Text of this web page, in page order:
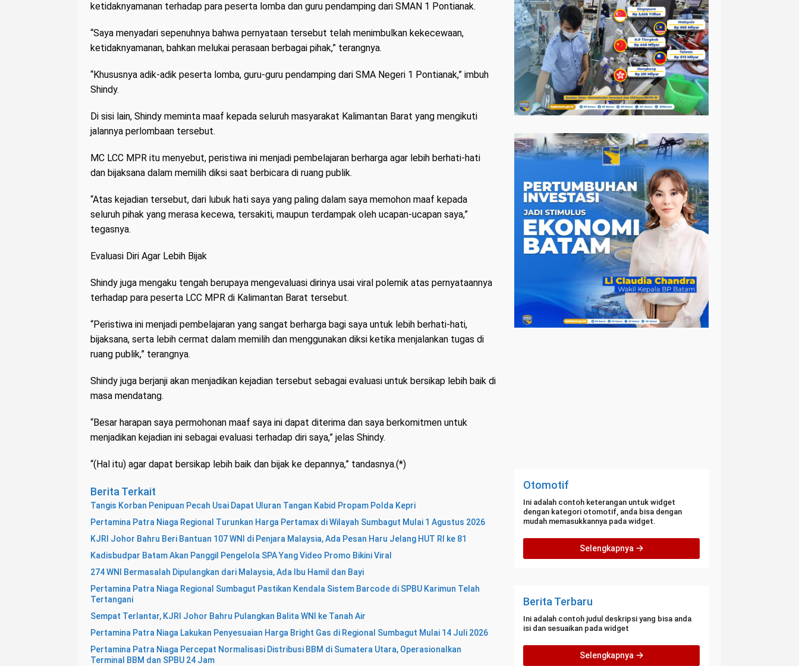
ketidaknyamanan terhadap para peserta lomba dan guru pendamping dari SMAN 1 Pontianak.
“Saya menyadari sepenuhnya bahwa pernyataan tersebut telah menimbulkan kekecewaan,
ketidaknyamanan, bahkan melukai perasaan berbagai pihak,” terangnya.
“Khususnya adik-adik peserta lomba, guru-guru pendamping dari SMA Negeri 1 Pontianak,” imbuh
Shindy.
Di sisi lain, Shindy meminta maaf kepada seluruh masyarakat Kalimantan Barat yang mengikuti
jalannya perlombaan tersebut.
MC LCC MPR itu menyebut, peristiwa ini menjadi pembelajaran berharga agar lebih berhati-hati
dan bijaksana dalam memilih diksi saat berbicara di ruang publik.
“Atas kejadian tersebut, dari lubuk hati saya yang paling dalam saya memohon maaf kepada
seluruh pihak yang merasa kecewa, tersakiti, maupun terdampak oleh ucapan-ucapan saya,”
tegasnya.
Evaluasi Diri Agar Lebih Bijak
Shindy juga mengaku tengah berupaya mengevaluasi dirinya usai viral polemik atas pernyataannya
terhadap para peserta LCC MPR di Kalimantan Barat tersebut.
“Peristiwa ini menjadi pembelajaran yang sangat berharga bagi saya untuk lebih berhati-hati,
bijaksana, serta lebih cermat dalam memilih dan menggunakan diksi ketika menjalankan tugas di
ruang publik,” terangnya.
Shindy juga berjanji akan menjadikan kejadian tersebut sebagai evaluasi untuk bersikap lebih baik di
masa mendatang.
“Besar harapan saya permohonan maaf saya ini dapat diterima dan saya berkomitmen untuk
menjadikan kejadian ini sebagai evaluasi terhadap diri saya,” jelas Shindy.
“(Hal itu) agar dapat bersikap lebih baik dan bijak ke depannya,” tandasnya.(*)
Berita Terkait
Tangis Korban Penipuan Pecah Usai Dapat Uluran Tangan Kabid Propam Polda Kepri
Pertamina Patra Niaga Regional Turunkan Harga Pertamax di Wilayah Sumbagut Mulai 1 Agustus 2026
KJRI Johor Bahru Beri Bantuan 107 WNI di Penjara Malaysia, Ada Pesan Haru Jelang HUT RI ke 81
Kadisbudpar Batam Akan Panggil Pengelola SPA Yang Video Promo Bikini Viral
274 WNI Bermasalah Dipulangkan dari Malaysia, Ada Ibu Hamil dan Bayi
Pertamina Patra Niaga Regional Sumbagut Pastikan Kendala Sistem Barcode di SPBU Karimun Telah
Tertangani
Sempat Terlantar, KJRI Johor Bahru Pulangkan Balita WNI ke Tanah Air
Pertamina Patra Niaga Lakukan Penyesuaian Harga Bright Gas di Regional Sumbagut Mulai 14 Juli 2026
Pertamina Patra Niaga Percepat Normalisasi Distribusi BBM di Sumatera Utara, Operasionalkan
Terminal BBM dan SPBU 24 Jam
Otomotif
Ini adalah contoh keterangan untuk widget
dengan kategori otomotif, anda bisa dengan
mudah memasukkannya pada widget.
Selengkapnya
Berita Terbaru
Ini adalah contoh judul deskripsi yang bisa anda
isi dan sesuaikan pada widget
Selengkapnya